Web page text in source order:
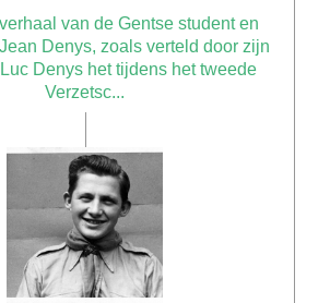
van de Gentse student en
Denys, zoals verteld door zijn
Denys het tijdens het tweede
Verzetsc...